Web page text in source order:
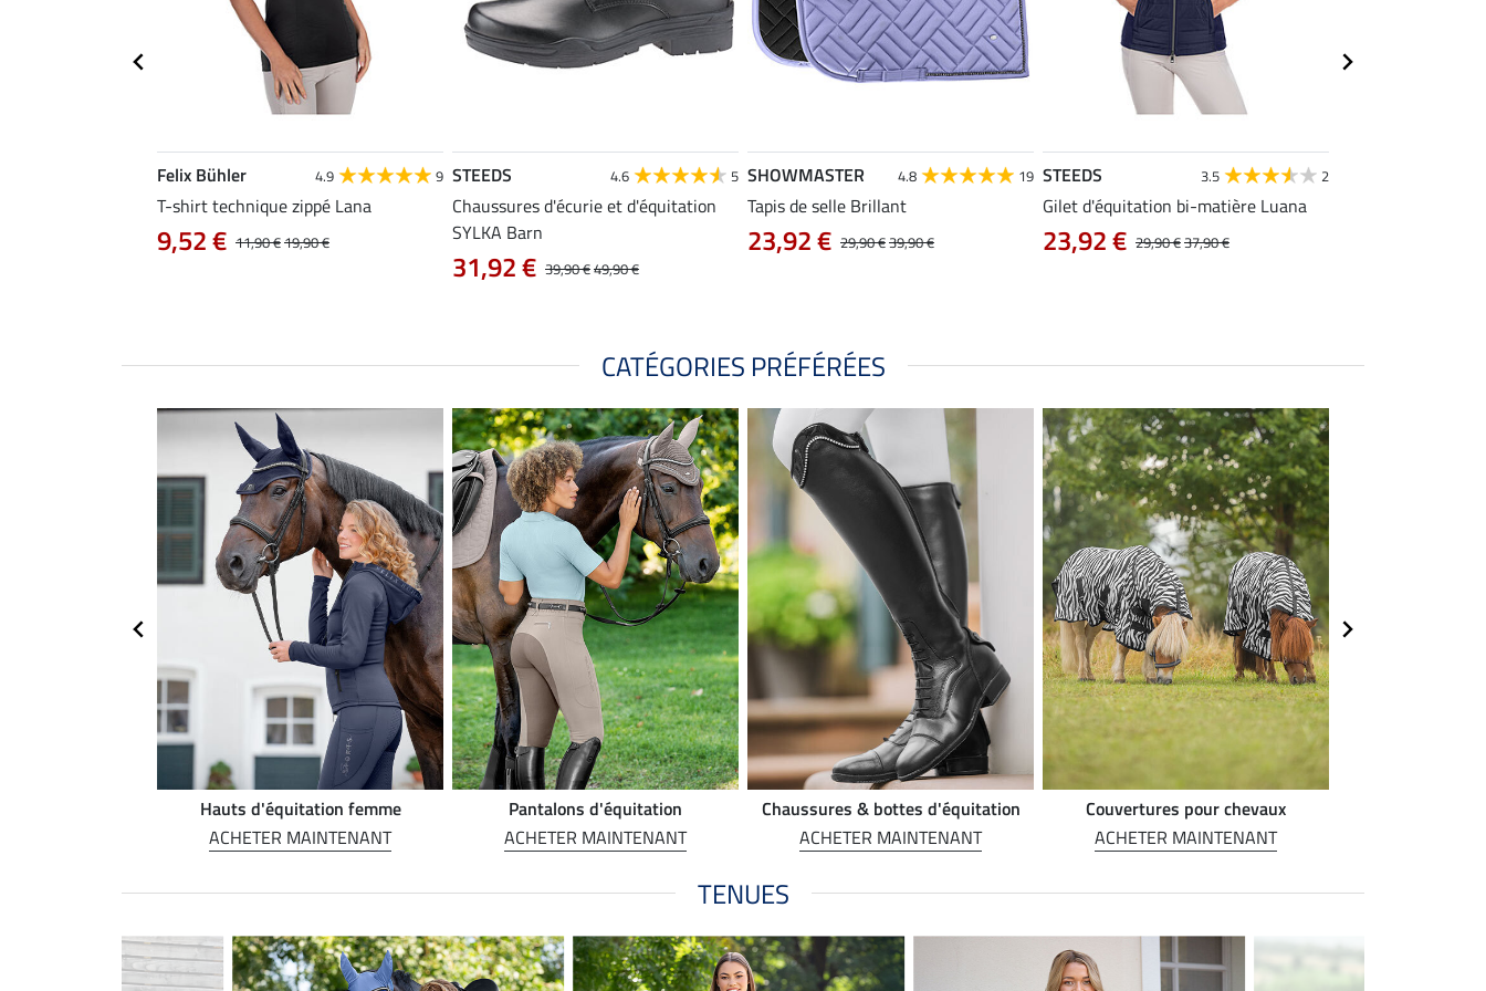
Felix Bühler 4.9 9
T-shirt technique zippé Lana
11,90 €19,90 €
9,52 €
STEEDS 4.6 5
Chaussures d'écurie et d'équitation
SYLKA Barn
39,90 €49,90 €
31,92 €
SHOWMASTER 4.8 19
Tapis de selle Brillant
29,90 €39,90 €
23,92 €
STEEDS 3.5 2
Gilet d'équitation bi-matière Luana
29,90 €37,90 €
23,92 €
CATÉGORIES PRÉFÉRÉES
Hauts d'équitation femme
ACHETER MAINTENANT
Pantalons d'équitation
ACHETER MAINTENANT
Chaussures & bottes d'équitation
ACHETER MAINTENANT
Couvertures pour chevaux
ACHETER MAINTENANT
TENUES